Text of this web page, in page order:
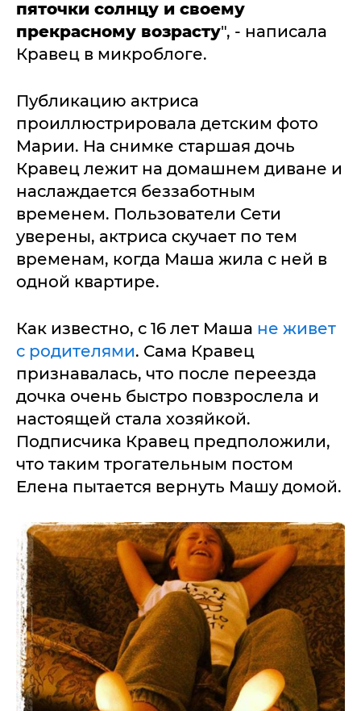
пяточки солнцу и своему
прекрасному возрасту", - написала
Кравец в микроблоге.
Публикацию актриса
проиллюстрировала детским фото
Марии. На снимке старшая дочь
Кравец лежит на домашнем диване и
наслаждается беззаботным
временем. Пользователи Сети
уверены, актриса скучает по тем
временам, когда Маша жила с ней в
одной квартире.
Как известно, с 16 лет Маша не живет
с родителями. Сама Кравец
признавалась, что после переезда
дочка очень быстро повзрослела и
настоящей стала хозяйкой.
Подписчика Кравец предположили,
что таким трогательным постом
Елена пытается вернуть Машу домой.